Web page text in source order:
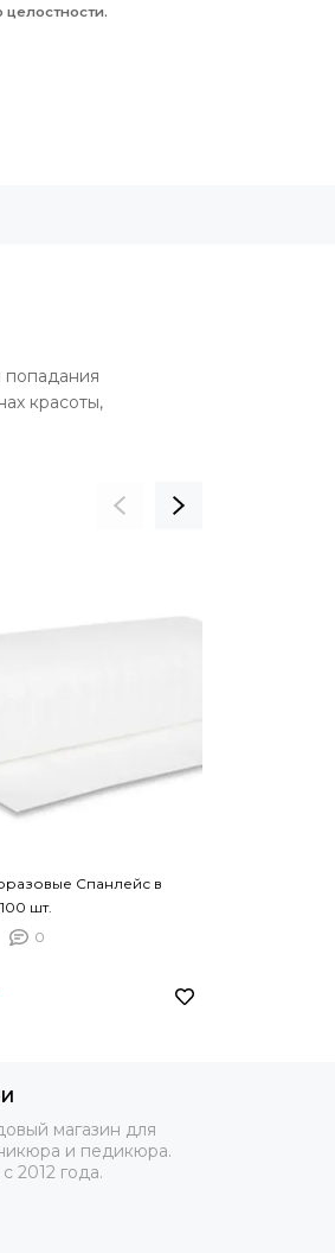
красоты,
Спанлейс в
шт.
0
магазин для
и педикюра.
2012 года.